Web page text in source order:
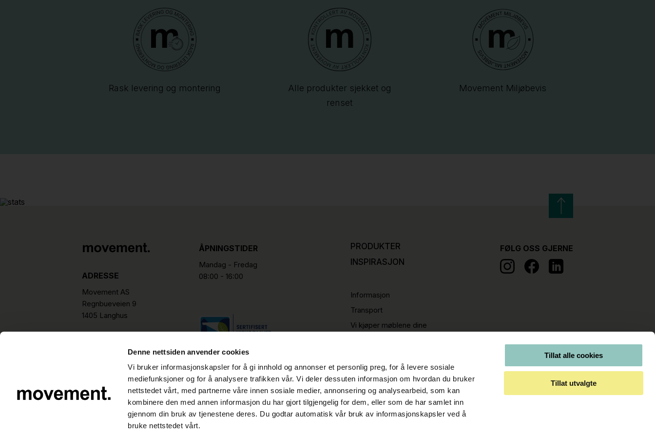
Denne nettsiden anvender cookies
Vi bruker informasjonskapsler for å gi innhold og annonser et personlig preg, for å levere sosiale
mediefunksjoner og for å analysere trafikken vår. Vi deler dessuten informasjon om hvordan du bruker
nettstedet vårt, med partnerne våre innen sosiale medier, annonsering og analysearbeid, som kan
kombinere den med annen informasjon du har gjort tilgjengelig for dem, eller som de har samlet inn
gjennom din bruk av tjenestene deres. Du godtar automatisk vår bruk av informasjonskapsler ved å
bruke nettstedet vårt.
Tillat alle cookies
Tillat utvalgte
Rask levering og montering
Alle produkter sjekket og
renset
Movement Miljøbevis
ADRESSE
Movement AS
Regnbueveien 9
1405 Langhus
hello@movement.as
ÅPNINGSTIDER
Mandag - Fredag
08:00 - 16:00
PRODUKTER
INSPIRASJON
Informasjon
Transport
Vi kjøper møblene dine
FØLG OSS GJERNE